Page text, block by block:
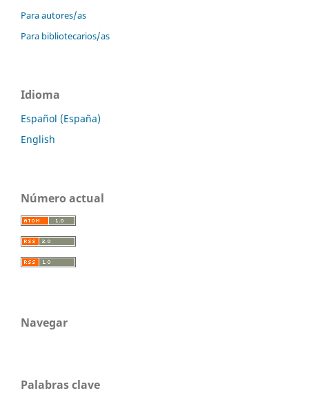
Para autores/as
Para bibliotecarios/as
Idioma
Español (España)
English
Número actual
Navegar
Palabras clave